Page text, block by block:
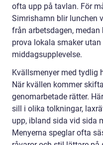
ofta upp på tavlan. För
Simrishamn blir lunchen
från arbetsdagen,
prova lokala smaker
middagsupplevelse.
Kvällsmenyer med tydlig
När kvällen kommer
genomarbetade rätter.
sill i olika tolkningar,
upp, ibland sida vid sida
Menyerna speglar ofta